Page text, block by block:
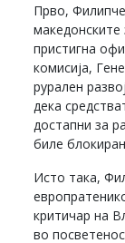
Прво,
македонските
пристигна
комисија,
рурален
дека
достапни за
биле
Исто така,
критичар на
во